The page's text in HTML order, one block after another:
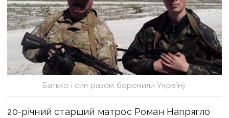
Батько і син разом боронили Україну
20-річний старший матрос Роман Напрягло